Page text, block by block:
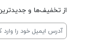
از تخفیف‌ها و